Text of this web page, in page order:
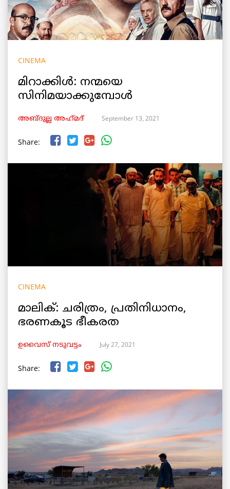
CINEMA
മിറാക്കിൾ: നന്മയെ
സിനിമയാക്കുമ്പോൾ
അബ്ദുല്ല അഹ്‌മദ് September 13, 2021
Share:
CINEMA
മാലിക്: ചരിത്രം, പ്രതിനിധാനം,
ഭരണകൂട ഭീകരത
ഉവൈസ് നടുവട്ടം July 27, 2021
Share: